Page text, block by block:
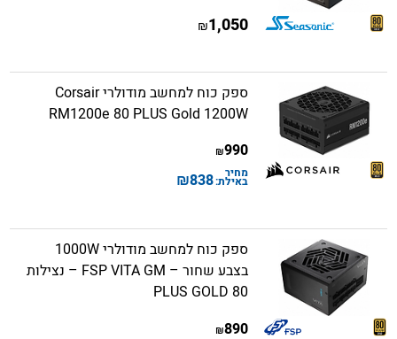
1,050
₪
ספק כוח למחשב מודולרי Corsair
RM1200e 80 PLUS Gold 1200W
990
₪
מחיר
באילת:838
₪
ספק כוח למחשב מודולרי 1000W
בצבע שחור – FSP VITA GM – נצילות
80 PLUS GOLD
890
₪